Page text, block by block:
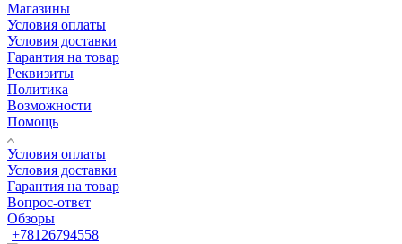
Магазины
Условия оплаты
Условия доставки
Гарантия на товар
Реквизиты
Политика
Возможности
Помощь
Условия оплаты
Условия доставки
Гарантия на товар
Вопрос-ответ
Обзоры
+78126794558